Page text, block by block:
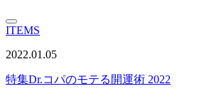
ITEMS
2022.01.05
特集Dr.コパのモテる開運術 2022